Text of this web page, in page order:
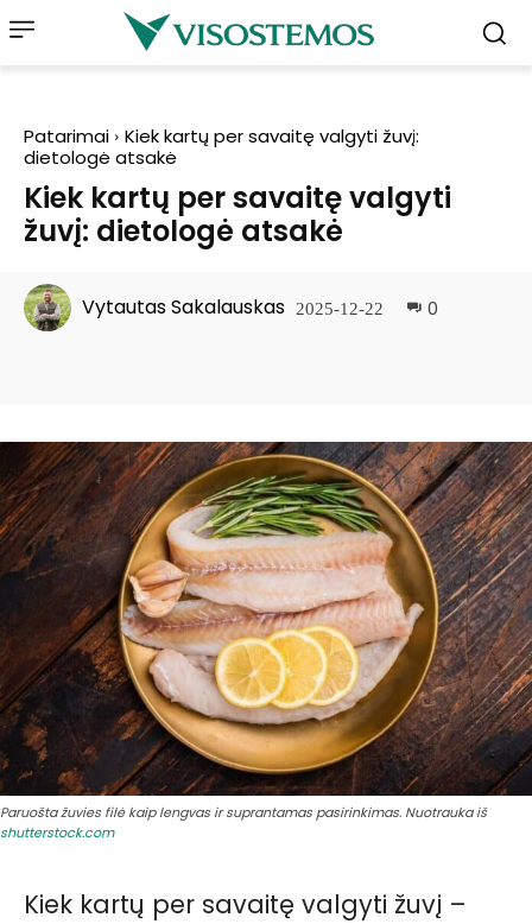
Patarimai
Kiek kartų per savaitę valgyti žuvį:
dietologė atsakė
Kiek kartų per savaitę valgyti
žuvį: dietologė atsakė
Vytautas Sakalauskas 2025-12-22 0
Paruošta žuvies filė kaip lengvas ir suprantamas pasirinkimas. Nuotrauka iš
shutterstock.com
Kiek kartų per savaitę valgyti žuvį –